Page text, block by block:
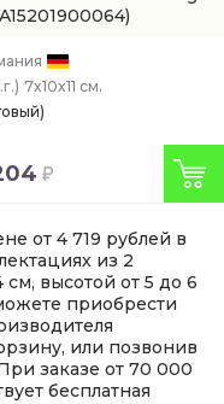
7x10x11 см.
от 4 719 рублей в
из 2
высотой от 5 до 6
приобрести
или позвонив
заказе от 70 000
бесплатная